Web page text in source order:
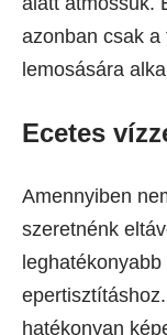
azonban csak
lemosására
Ecetes
Amennyiben
szeretnénk
hatékonyan